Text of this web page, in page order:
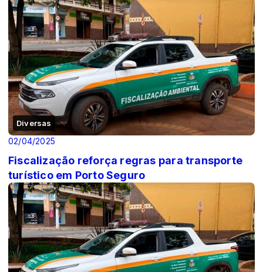
Diversas
02/04/2025
Fiscalização reforça regras para transporte
turístico em Porto Seguro